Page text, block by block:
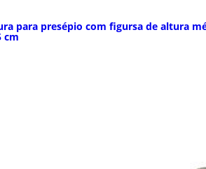
para presépio com figursa de altura
cm